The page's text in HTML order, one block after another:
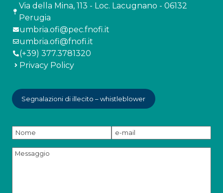
Via della Mina, 113 - Loc. Lacugnano - 06132
Perugia
umbria.ofi@pec.fnofi.it
umbria.ofi@fnofi.it
(+39) 377.3781320
Privacy Policy
Segnalazioni di illecito – whistleblower